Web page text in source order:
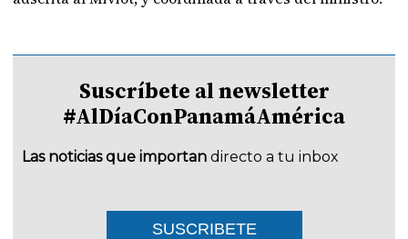
Suscríbete al newsletter
#AlDíaConPanamáAmérica
Las noticias que importan directo a tu inbox
SUSCRIBETE